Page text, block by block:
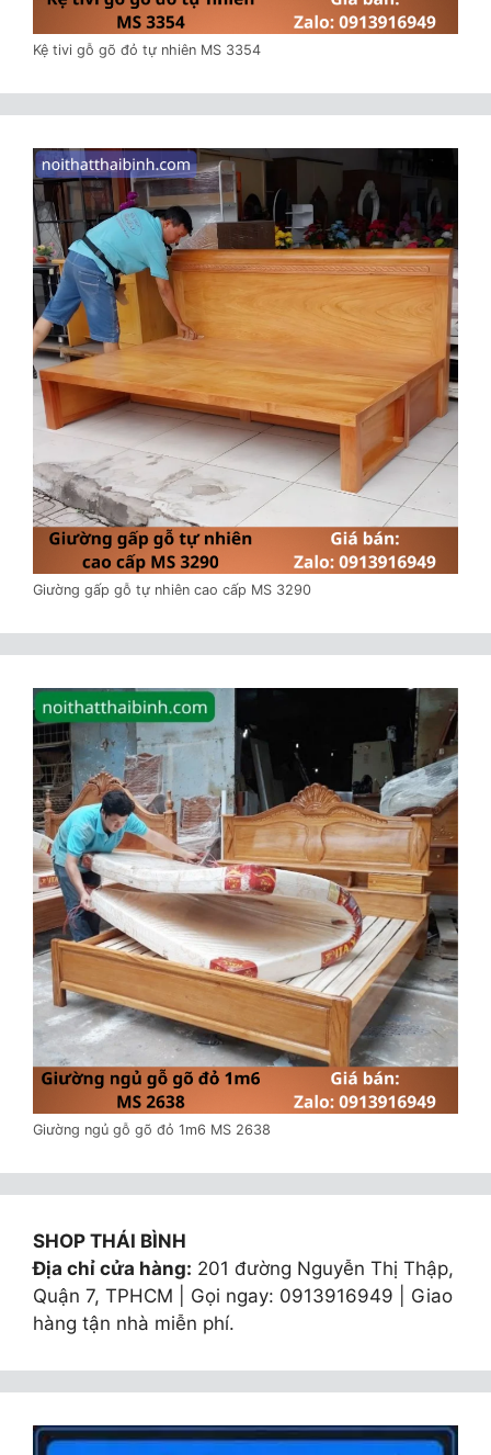
Kệ tivi gỗ gõ đỏ tự nhiên MS 3354
Giường gấp gỗ tự nhiên cao cấp MS 3290
Giường ngủ gỗ gõ đỏ 1m6 MS 2638
SHOP THÁI BÌNH
Địa chỉ cửa hàng: 201 đường Nguyễn Thị Thập,
Quận 7, TPHCM | Gọi ngay: 0913916949 | Giao
hàng tận nhà miễn phí.